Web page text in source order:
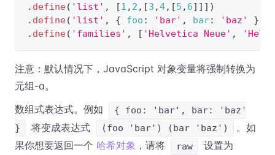
. define( 'list' , [1 , 2 , [3 ,4, [5 , 6] ] ] )
. define( 'list' , { foo : 'bar' , bar: 'baz' }
. define( 'families' , [ 'Helvetica Neue' ,
注意：默认情况下，JavaScript 对象变量将强制转换为
元组-a。
数组式表达式。例如
{ foo: 'bar', bar: 'baz'
}
将变成表达式 (foo 'bar') (bar 'baz')
。如
果你想要返回一个 哈希对象 ，请将 raw 设置为